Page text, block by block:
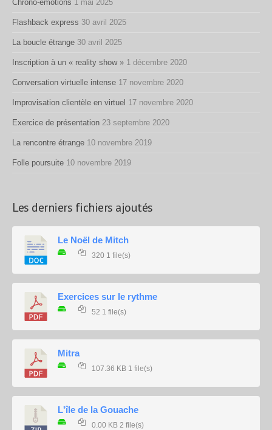
Chrono-émotions 1 mai 2025
Flashback express 30 avril 2025
La boucle étrange 30 avril 2025
Inscription à un « reality show » 1 décembre 2020
Conversation virtuelle intense 17 novembre 2020
Improvisation clientèle en virtuel 17 novembre 2020
Exercice de présentation 23 septembre 2020
La rencontre étrange 10 novembre 2019
Folle poursuite 10 novembre 2019
Les derniers fichiers ajoutés
Le Noël de Mitch
320 1 file(s)
Exercices sur le rythme
52 1 file(s)
Mitra
107.36 KB 1 file(s)
L'île de la Gouache
0.00 KB 2 file(s)